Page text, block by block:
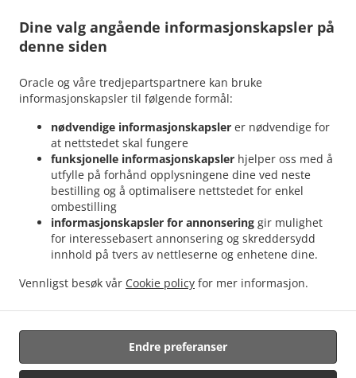
Dine valg angående informasjonskapsler på
denne siden
Oracle og våre tredjepartspartnere kan bruke
informasjonskapsler til følgende formål:
nødvendige informasjonskapsler er nødvendige for
at nettstedet skal fungere
funksjonelle informasjonskapsler hjelper oss med å
utfylle på forhånd opplysningene dine ved neste
bestilling og å optimalisere nettstedet for enkel
ombestilling
informasjonskapsler for annonsering gir mulighet
for interessebasert annonsering og skreddersydd
innhold på tvers av nettleserne og enhetene dine.
Vennligst besøk vår Cookie policy for mer informasjon.
Endre preferanser
Nøkkelen til suksess er enkel: Vi tilbyr konsekvent
mat av høy kvalitet som smaker deilig hver eneste
gang. Vi er stolte av å servere kundene våre deilige
Kos deg med deilig mat. Drikk noe godt. Men først og
at du støtter oss.
Sosiale Medier